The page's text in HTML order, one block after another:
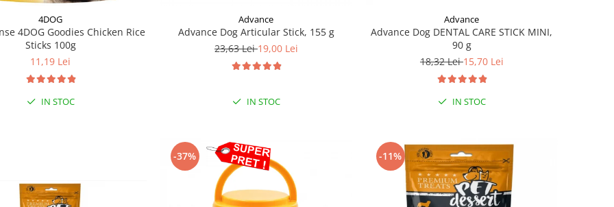
4DOG
4DOG Goodies Chicken Rice
Sticks 100g
11,19 Lei
IN STOC
Advance
Advance Dog Articular Stick, 155 g
23,63 Lei19,00 Lei
IN STOC
Advance
Advance Dog DENTAL CARE STICK MINI,
90 g
18,32 Lei15,70 Lei
IN STOC
-37% -11%